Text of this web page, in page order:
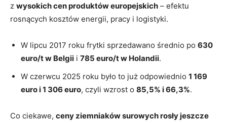
z wysokich cen produktów europejskich – efektu
rosnących kosztów energii, pracy i logistyki.
W lipcu 2017 roku frytki sprzedawano średnio po 630
euro/t w Belgii i 785 euro/t w Holandii.
W czerwcu 2025 roku było to już odpowiednio 1 169
euro i 1 306 euro, czyli wzrost o 85,5% i 66,3%.
Co ciekawe, ceny ziemniaków surowych rosły jeszcze